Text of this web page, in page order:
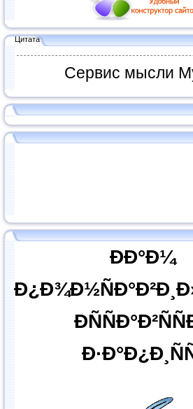
Цитата
Сервис мысли
ÐÐ°Ð¼